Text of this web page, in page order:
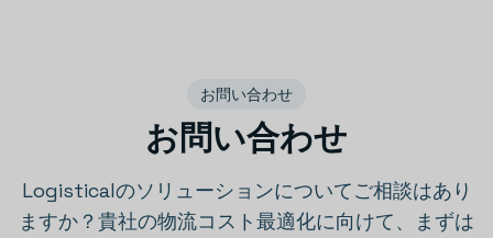
お問い合わせ
お問い合わせ
Logisticalのソリューションについてご相談はあり
ますか？貴社の物流コスト最適化に向けて、まずは